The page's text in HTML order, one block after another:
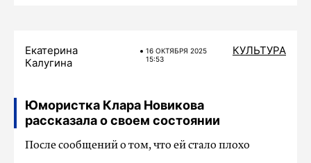
Екатерина
Калугина
16 ОКТЯБРЯ 2025
15:53
КУЛЬТУРА
Юмористка Клара Новикова
рассказала о своем состоянии
После сообщений о том, что ей стало плохо